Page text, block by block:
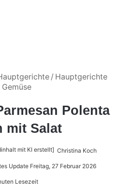
/ Hauptgerichte
Polenta
mit Salat
Christina Koch
Update Freitag, 27 Februar 2026
Lesezeit